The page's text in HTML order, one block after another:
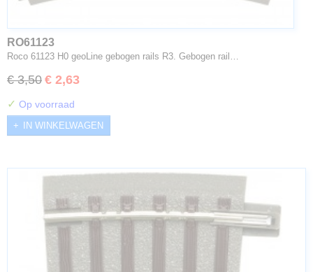
RO61123
Roco 61123 H0 geoLine gebogen rails R3. Gebogen rail…
€ 3,50 € 2,63
✓ Op voorraad
IN WINKELWAGEN